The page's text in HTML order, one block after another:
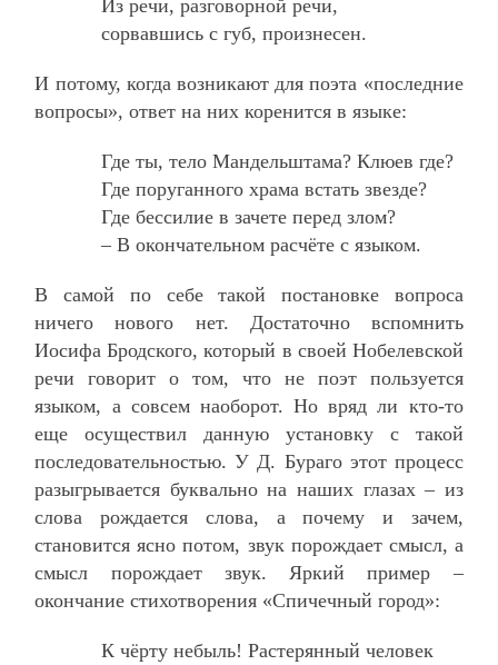
Из речи, разговорной речи,
сорвавшись с губ, произнесен.
И потому, когда возникают для поэта «последние
вопросы», ответ на них коренится в языке:
Где ты, тело Мандельштама? Клюев где?
Где поруганного храма встать звезде?
Где бессилие в зачете перед злом?
– В окончательном расчёте с языком.
В самой по себе такой постановке вопроса
ничего нового нет. Достаточно вспомнить
Иосифа Бродского, который в своей Нобелевской
речи говорит о том, что не поэт пользуется
языком, а совсем наоборот. Но вряд ли кто-то
еще осуществил данную установку с такой
последовательностью. У Д. Бураго этот процесс
разыгрывается буквально на наших глазах – из
слова рождается слова, а почему и зачем,
становится ясно потом, звук порождает смысл, а
смысл порождает звук. Яркий пример –
окончание стихотворения «Спичечный город»:
К чёрту небыль! Растерянный человек